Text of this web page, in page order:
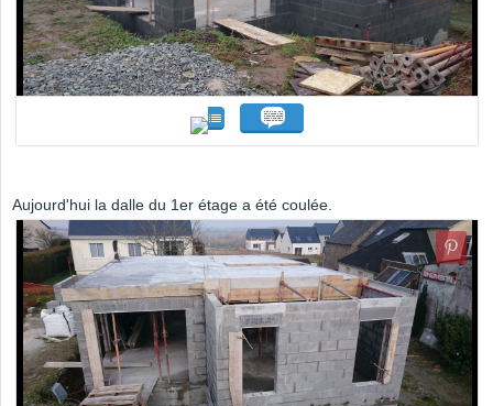
Aujourd'hui la dalle du 1er étage a été coulée.